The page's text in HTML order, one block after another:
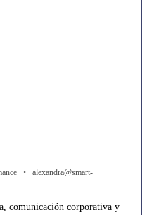
•
alexandra@smart-
comunicación corporativa y